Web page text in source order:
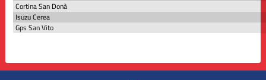
Cortina San Donà
Isuzu Cerea
Gps San Vito